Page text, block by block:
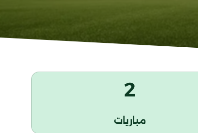
2
مباريات